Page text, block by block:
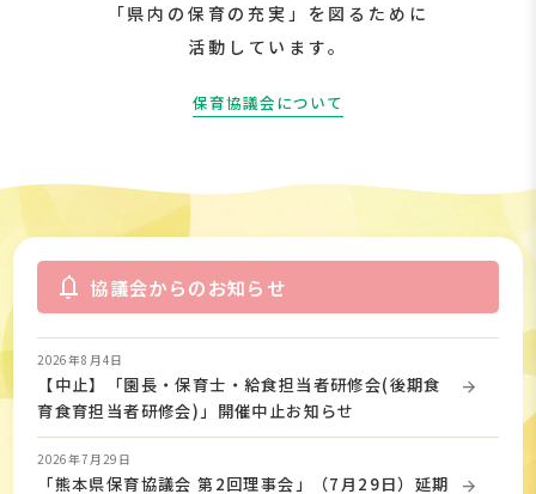
「県内の保育の充実」を図るために
活動しています。
保育協議会について
notifications 協議会からのお知らせ
2026年8月4日
【中止】「園長・保育士・給食担当者研修会(後期食
育食育担当者研修会)」開催中止お知らせ
2026年7月29日
「熊本県保育協議会 第2回理事会」（7月29日）延期